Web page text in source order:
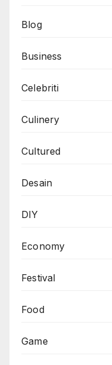
Blog
Business
Celebriti
Culinery
Cultured
Desain
DIY
Economy
Festival
Food
Game